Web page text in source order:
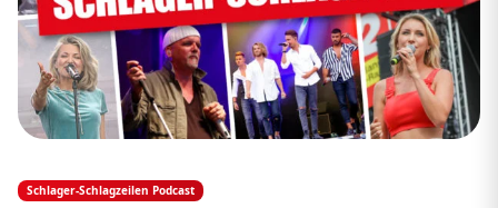
Schlager-Schlagzeilen Podcast